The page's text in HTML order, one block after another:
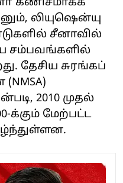
கணிசமாகக்
லியுஷென்யு
சீனாவில்
சம்பவங்களில்
தேசிய சுரங்கப்
2010 முதல்
க்கும் மேற்பட்ட